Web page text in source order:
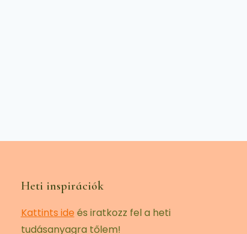
Heti inspirációk
Kattints ide és iratkozz fel a heti
tudásanyagra tőlem!